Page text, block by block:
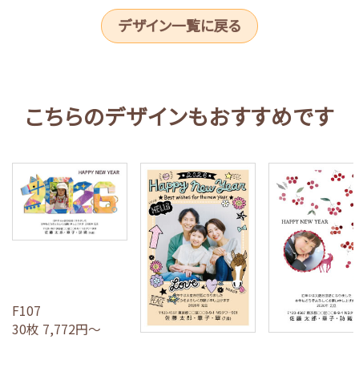
デザイン一覧に戻る
こちらのデザインもおすすめです
F107
30枚 7,772円～